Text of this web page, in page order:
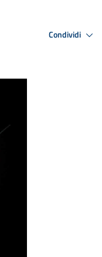
Condividi